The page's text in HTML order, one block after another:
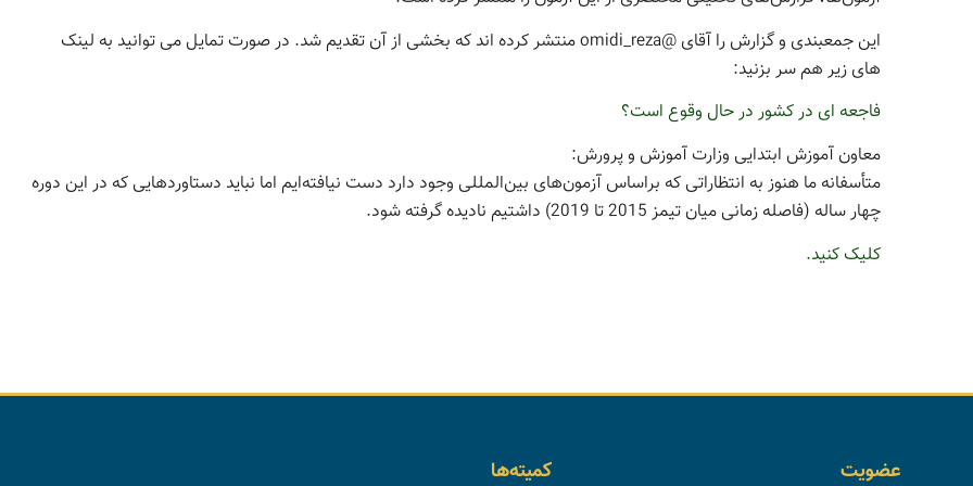
این جمعبندی و گزارش را آقای @omidi_reza منتشر کرده اند که بخشی از آن تقدیم شد. در صورت تمایل می توانید به لینک
های زیر هم سر بزنید:
فاجعه ای در کشور در حال وقوع است؟
معاون آموزش ابتدایی وزارت آموزش و پرورش:
متأسفانه ما هنوز به انتظاراتی که براساس آزمون‌های بین‌المللی وجود دارد دست نیافته‌ایم اما نباید دستاوردهایی که در این دوره
چهار ساله (فاصله زمانی میان تیمز 2015 تا 2019) داشتیم نادیده گرفته شود.
کلیک کنید.
عضویت کمیته‌ها